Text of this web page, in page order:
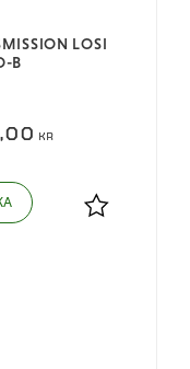
LOSI
B
KR
Lägg till i